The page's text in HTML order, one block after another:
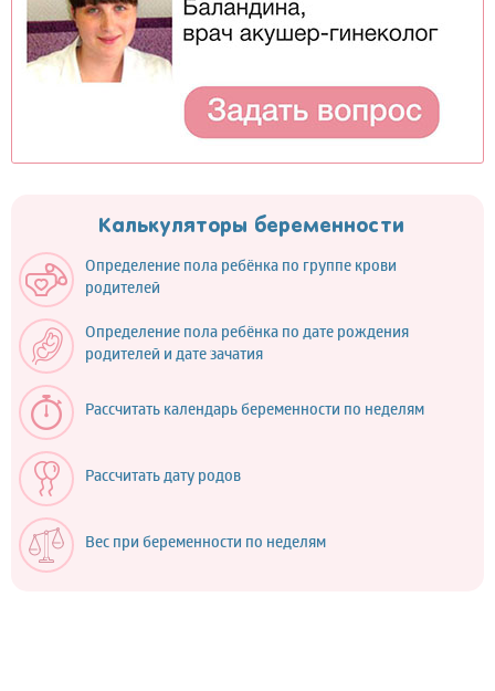
Калькуляторы беременности
Определение пола ребёнка по группе крови
родителей
Определение пола ребёнка по дате рождения
родителей и дате зачатия
Рассчитать календарь беременности по неделям
Рассчитать дату родов
Вес при беременности по неделям